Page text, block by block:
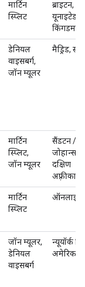
मार्टिन
स्प्लिट
ब्राइटन,
यूनाइटेड
किंगडम
डेनियल
वाइसबर्ग,
जॉन म्यूलर
मैड्रिड, स्पेन
मार्टिन
स्प्लिट,
जॉन म्यूलर
सैंडटन /
दक्षिण
अफ़्रीका
मार्टिन
स्प्लिट
ऑनलाइन
जॉन म्यूलर,
डेनियल
वाइसबर्ग
न्यूयॉर्क
अमेरिका